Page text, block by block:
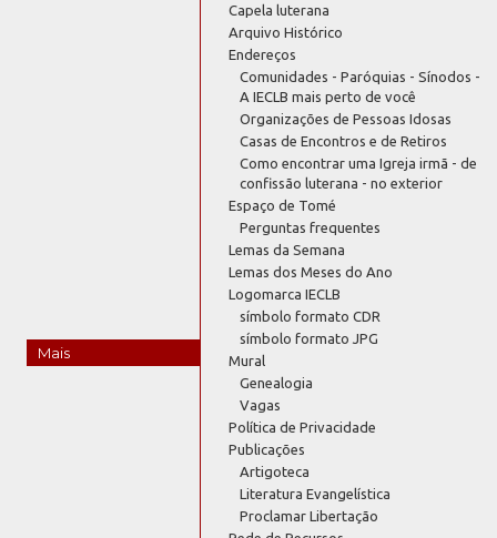
Mais
Capela luterana
Arquivo Histórico
Endereços
Comunidades - Paróquias - Sínodos -
A IECLB mais perto de você
Organizações de Pessoas Idosas
Casas de Encontros e de Retiros
Como encontrar uma Igreja irmã - de
confissão luterana - no exterior
Espaço de Tomé
Perguntas frequentes
Lemas da Semana
Lemas dos Meses do Ano
Logomarca IECLB
símbolo formato CDR
símbolo formato JPG
Mural
Genealogia
Vagas
Política de Privacidade
Publicações
Artigoteca
Literatura Evangelística
Proclamar Libertação